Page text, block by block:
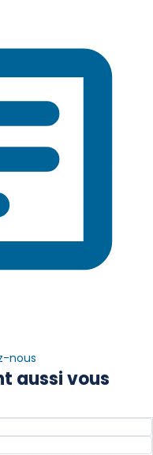
nous
aussi vous